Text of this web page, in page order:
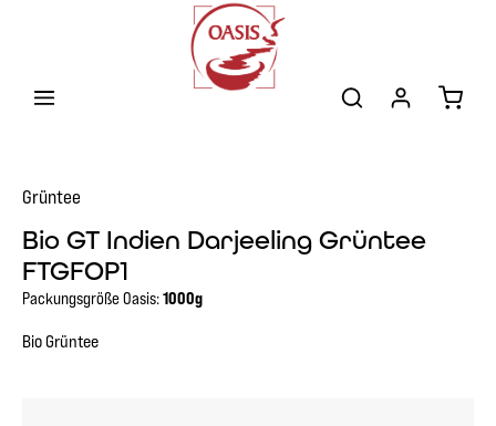
Grüntee
Bio GT Indien Darjeeling Grüntee
FTGFOP1
Packungsgröße Oasis:1000g
Bio Grüntee